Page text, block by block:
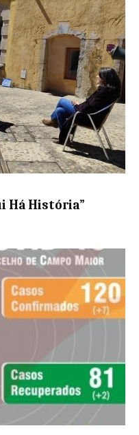
Há História”